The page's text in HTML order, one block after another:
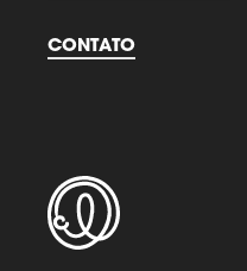
CONTATO